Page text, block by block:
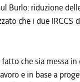
Burlo: riduzione
che i due
che sia messa
e in base a